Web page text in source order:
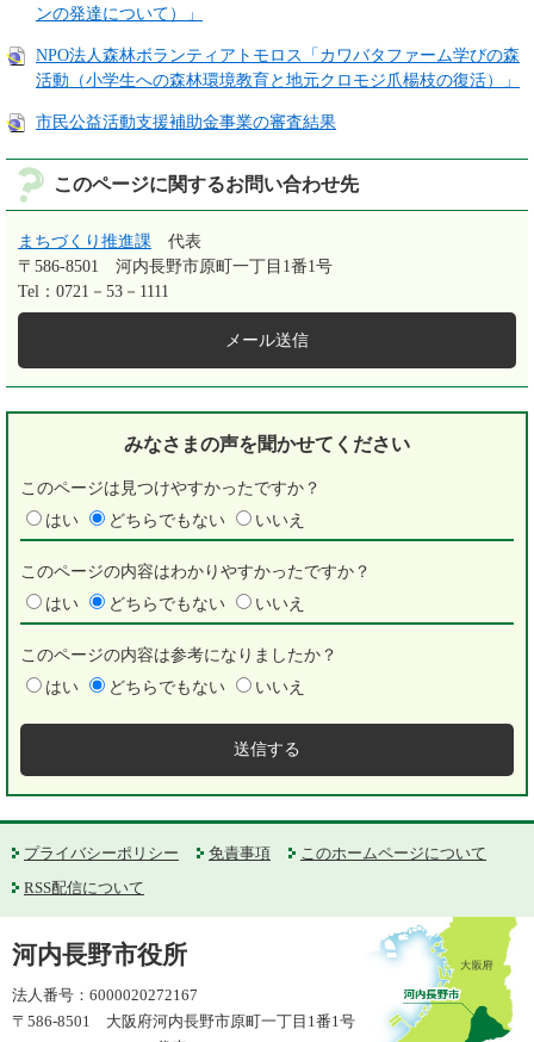
ンの発達について）」
NPO法人森林ボランティアトモロス「カワバタファーム学びの森
活動（小学生への森林環境教育と地元クロモジ爪楊枝の復活）」
市民公益活動支援補助金事業の審査結果
このページに関するお問い合わせ先
まちづくり推進課
代表
〒586-8501
河内長野市原町一丁目1番1号
Tel：0721－53－1111
メール送信
みなさまの声を聞かせてください
このページは見つけやすかったですか？
はい
どちらでもない いいえ
このページの内容はわかりやすかったですか？
はい
どちらでもない いいえ
このページの内容は参考になりましたか？
はい
どちらでもない いいえ
プライバシーポリシー 免責事項
このホームページについて
RSS配信について
河内長野市役所
法人番号：6000020272167
〒586-8501 大阪府河内長野市原町一丁目1番1号